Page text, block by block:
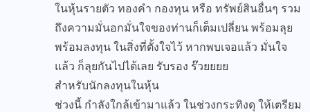
ในหุ้นรายตัว ทองคำ กองทุน หรือ ทรัพย์สินอื่นๆ รวม
ถึงความมั่นอกมั่นใจของท่านก็เต็มเปลี่ยน พร้อมลุย
พร้อมลงทุน ในสิ่งที่ตั้งใจไว้ หากพบเจอแล้ว มั่นใจ
แล้ว ก็ลุยกันไปได้เลย รับรอง ร๊วยยยย
สำหรับนักลงทุนในหุ้น
ช่วงนี้ กำลังใกล้เข้ามาแล้ว ในช่วงกระทิงดุ ให้เตรียม